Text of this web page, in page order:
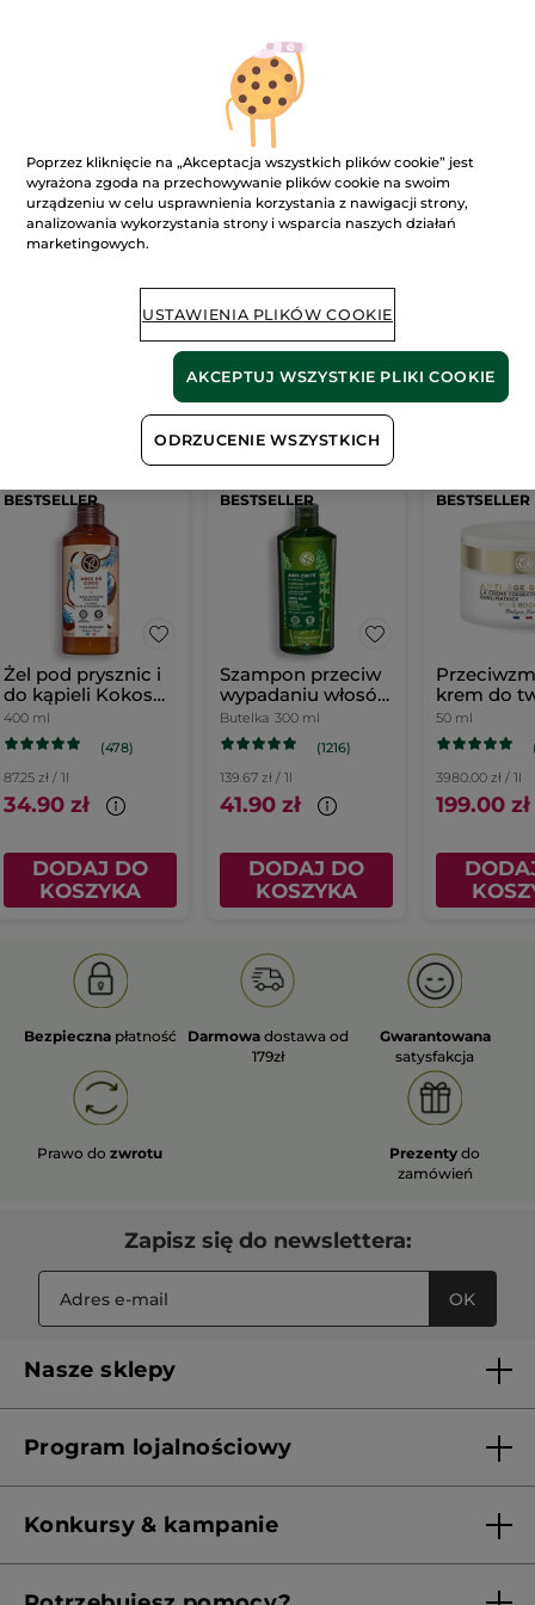
Ups!
Wygląda na to, że ta strona już nie istnieje
link jest nieprawidłowy.
BESTSELLER
Żel pod prysznic i
do kąpieli Kokos
400 ml
400 ml
(478)
87.25 zł / 1l
34.90 zł
DODAJ DO
KOSZYKA
BESTSELLER
Szampon przeciw
wypadaniu włosów
z białym łubinem
Butelka 300 ml
(1216)
139.67 zł / 1l
41.90 zł
DODAJ DO
KOSZYKA
BESTSELLER
krem do
dzień
50 ml
3980.00 zł / 1l
199.00 zł
Bezpieczna płatność Darmowa dostawa od
179zł
Gwarantowana
satysfakcja
Prawo dozwrotu Prezenty do
zamówień
Zapisz się do newslettera:
OK
Nasze sklepy
Franczyza
Program lojalnościowy
Konkursy & kampanie
Poprzez kliknięcie na „Akceptacja wszystkich plików cookie” jest
wyrażona zgoda na przechowywanie plików cookie na swoim
urządzeniu w celu usprawnienia korzystania z nawigacji strony,
analizowania wykorzystania strony i wsparcia naszych działań
marketingowych.
USTAWIENIA PLIKÓW COOKIE
ODRZUCENIE WSZYSTKICH
AKCEPTUJ WSZYSTKIE PLIKI COOKIE